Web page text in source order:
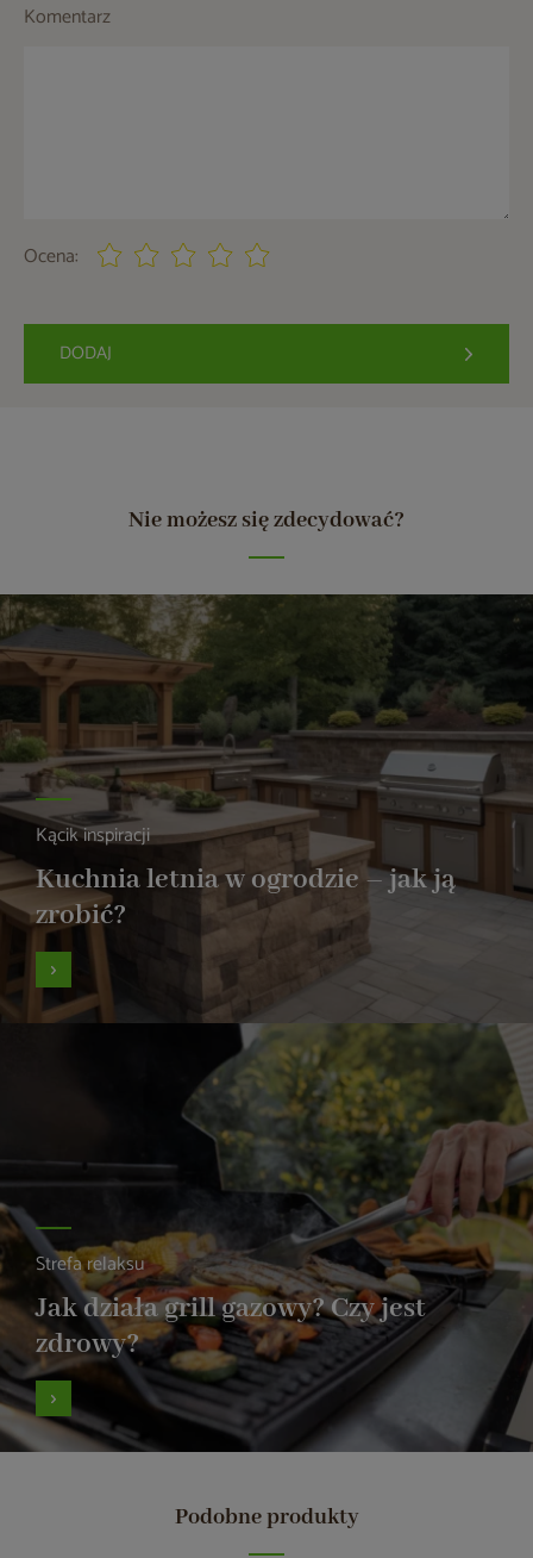
Komentarz
Ocena:
DODAJ
Nie możesz się zdecydować?
Kącik inspiracji
Kuchnia letnia w ogrodzie – jak ją
zrobić?
Strefa relaksu
Jak działa grill gazowy? Czy jest
zdrowy?
Podobne produkty